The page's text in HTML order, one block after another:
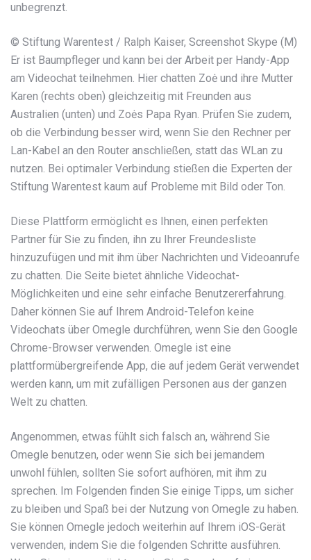
unbegrenzt.
© Stiftung Warentest / Ralph Kaiser, Screenshot Skype (M)
Er ist Baum­pfleger und kann bei der Arbeit per Handy-App
am Video­chat teilnehmen. Hier chatten Zoė und ihre Mutter
Karen (rechts oben) gleich­zeitig mit Freunden aus
Australien (unten) und Zoės Papa Ryan. Prüfen Sie zudem,
ob die Verbindung besser wird, wenn Sie den Rechner per
Lan-Kabel an den Router anschließen, statt das WLan zu
nutzen. Bei optimaler Verbindung stießen die Experten der
Stiftung Warentest kaum auf Probleme mit Bild oder Ton.
Diese Plattform ermöglicht es Ihnen, einen perfekten
Partner für Sie zu finden, ihn zu Ihrer Freundesliste
hinzuzufügen und mit ihm über Nachrichten und Videoanrufe
zu chatten. Die Seite bietet ähnliche Videochat-
Möglichkeiten und eine sehr einfache Benutzererfahrung.
Daher können Sie auf Ihrem Android-Telefon keine
Videochats über Omegle durchführen, wenn Sie den Google
Chrome-Browser verwenden. Omegle ist eine
plattformübergreifende App, die auf jedem Gerät verwendet
werden kann, um mit zufälligen Personen aus der ganzen
Welt zu chatten.
Angenommen, etwas fühlt sich falsch an, während Sie
Omegle benutzen, oder wenn Sie sich bei jemandem
unwohl fühlen, sollten Sie sofort aufhören, mit ihm zu
sprechen. Im Folgenden finden Sie einige Tipps, um sicher
zu bleiben und Spaß bei der Nutzung von Omegle zu haben.
Sie können Omegle jedoch weiterhin auf Ihrem iOS-Gerät
verwenden, indem Sie die folgenden Schritte ausführen.